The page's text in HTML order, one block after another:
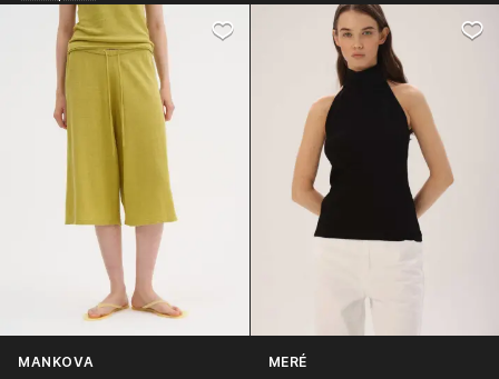
MANKOVA MERÉ